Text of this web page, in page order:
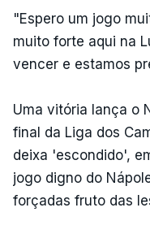
"Espero um jogo
muito forte aqui na
vencer e estamos
Uma vitória lança o
final da Liga dos
deixa 'escondido',
jogo digno do
forçadas fruto das